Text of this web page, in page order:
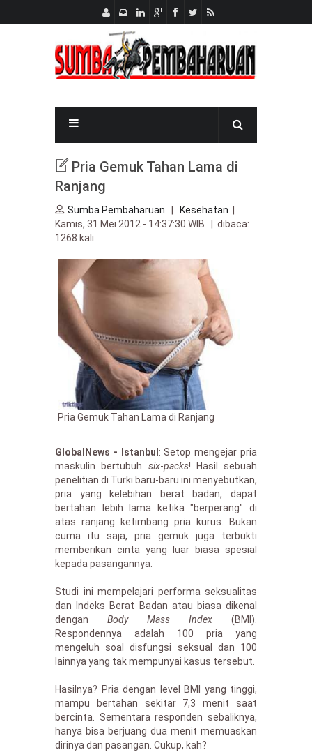
Pria Gemuk Tahan Lama di
Ranjang
Sumba Pembaharuan Kesehatan
Kamis, 31 Mei 2012 - 14:37:30 WIB | dibaca:
1268 kali
Pria Gemuk Tahan Lama di Ranjang
GlobalNews - Istanbul : Setop mengejar pria
maskulin bertubuh six-packs! Hasil sebuah
penelitian di Turki baru-baru ini menyebutkan,
pria yang kelebihan berat badan, dapat
bertahan lebih lama ketika "berperang" di
atas ranjang ketimbang pria kurus. Bukan
cuma itu saja, pria gemuk juga terbukti
memberikan cinta yang luar biasa spesial
kepada pasangannya.
Studi ini mempelajari performa seksualitas
dan Indeks Berat Badan atau biasa dikenal
dengan Body Mass Index (BMI).
Respondennya adalah 100 pria yang
mengeluh soal disfungsi seksual dan 100
lainnya yang tak mempunyai kasus tersebut.
Hasilnya? Pria dengan level BMI yang tinggi,
mampu bertahan sekitar 7,3 menit saat
bercinta. Sementara responden sebaliknya,
hanya bisa berjuang dua menit memuaskan
dirinya dan pasangan. Cukup, kah?